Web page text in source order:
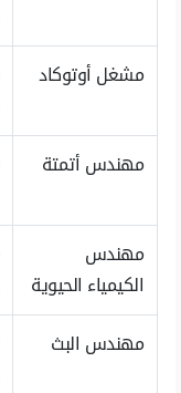
مشغل أوتوكاد
مهندس أتمتة
مهندس
الكيمياء الحيوية
مهندس البث